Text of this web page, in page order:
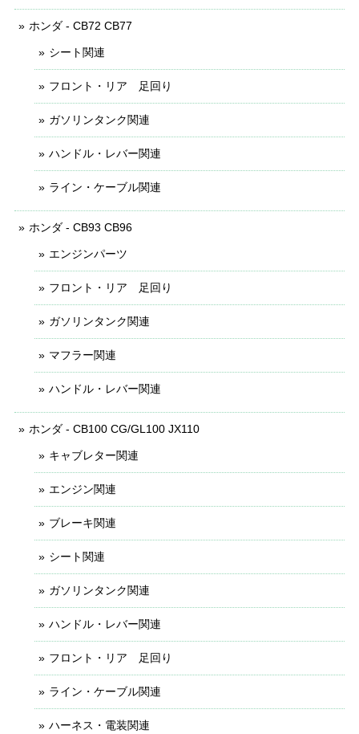
ホンダ - CB72 CB77
シート関連
フロント・リア 足回り
ガソリンタンク関連
ハンドル・レバー関連
ライン・ケーブル関連
ホンダ - CB93 CB96
エンジンパーツ
フロント・リア 足回り
ガソリンタンク関連
マフラー関連
ハンドル・レバー関連
ホンダ - CB100 CG/GL100 JX110
キャブレター関連
エンジン関連
ブレーキ関連
シート関連
ガソリンタンク関連
ハンドル・レバー関連
フロント・リア 足回り
ライン・ケーブル関連
ハーネス・電装関連